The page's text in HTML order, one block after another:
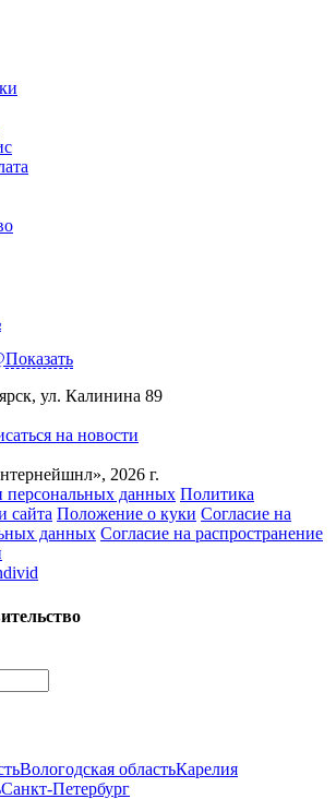
Показать
, ул. Калинина 89
на новости
2026 г.
персональных данных Политика
сайта Положение о куки Согласие на
данных Согласие на распространение
Вологодская областьКарелия
Санкт-Петербург